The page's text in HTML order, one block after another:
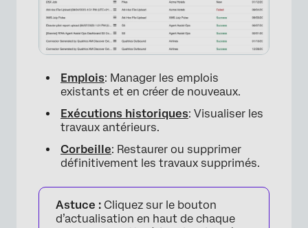
Emplois: Manager les emplois
existants et en créer de nouveaux.
Exécutions historiques: Visualiser les
travaux antérieurs.
Corbeille: Restaurer ou supprimer
définitivement les travaux supprimés.
Astuce : Cliquez sur le bouton
d’actualisation en haut de chaque